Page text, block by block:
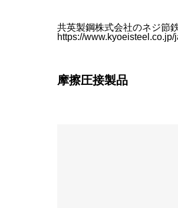
共英製鋼株式会社のネジ節
https://
摩擦圧接製品